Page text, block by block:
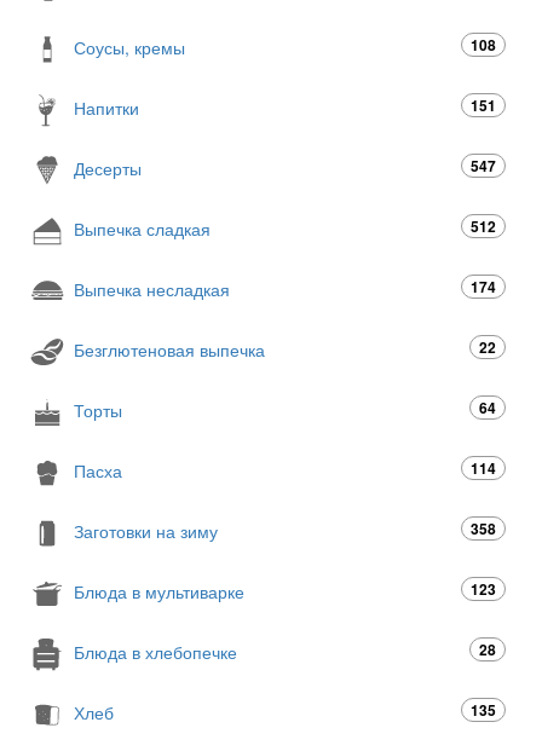
Соусы, кремы 108
Напитки 151
Десерты 547
Выпечка сладкая 512
Выпечка несладкая 174
Безглютеновая выпечка 22
Торты 64
Пасха 114
Заготовки на зиму 358
Блюда в мультиварке 123
Блюда в хлебопечке 28
Хлеб 135